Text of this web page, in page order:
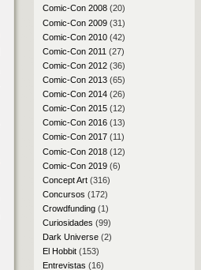
Comic-Con 2008(20)
Comic-Con 2009(31)
Comic-Con 2010(42)
Comic-Con 2011 (27)
Comic-Con 2012(36)
Comic-Con 2013(65)
Comic-Con 2014(26)
Comic-Con 2015(12)
Comic-Con 2016(13)
Comic-Con 2017(11)
Comic-Con 2018(12)
Comic-Con 2019(6)
Concept Art(316)
Concursos (172)
Crowdfunding(1)
Curiosidades (99)
Dark Universe(2)
El Hobbit(153)
Entrevistas (16)